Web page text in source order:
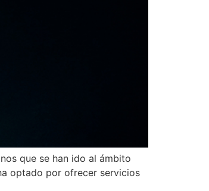
que se han ido al ámbito
optado por ofrecer servicios